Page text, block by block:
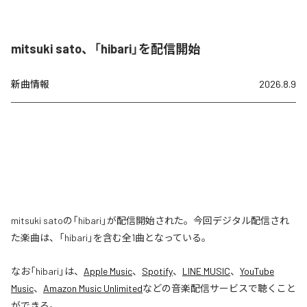
mitsuki sato、「hibari」を配信開始
新曲情報 2026.8.9
mitsuki satoの「hibari」が配信開始された。今回デジタル配信され
た楽曲は、「hibari」を含む全1曲となっている。
なお「hibari 」は、 Apple Music、 Spotify、 LINE MUSIC、 YouTube
Music、 Amazon Music Unlimitedなどの音楽配信サービスで聴くこと